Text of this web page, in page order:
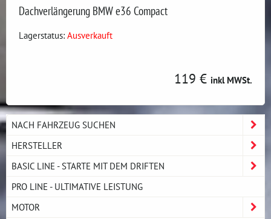
Dachverlängerung BMW e36 Compact
Lagerstatus: Ausverkauft
119 € inkl MWSt.
NACH FAHRZEUG SUCHEN
HERSTELLER
BASIC LINE - STARTE MIT DEM DRIFTEN
PRO LINE - ULTIMATIVE LEISTUNG
MOTOR